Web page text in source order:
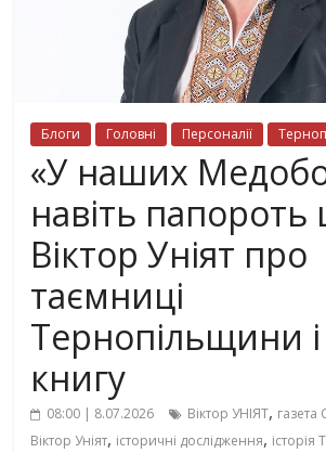
Блоги Головні Персоналії
«У наших
навіть папороть
Віктор Уніят про
таємниці
Тернопільщини
книгу
08:00 | 8.07.2026 Віктор УНІЯТ, газета
Віктор Уніят, історичні дослідження,